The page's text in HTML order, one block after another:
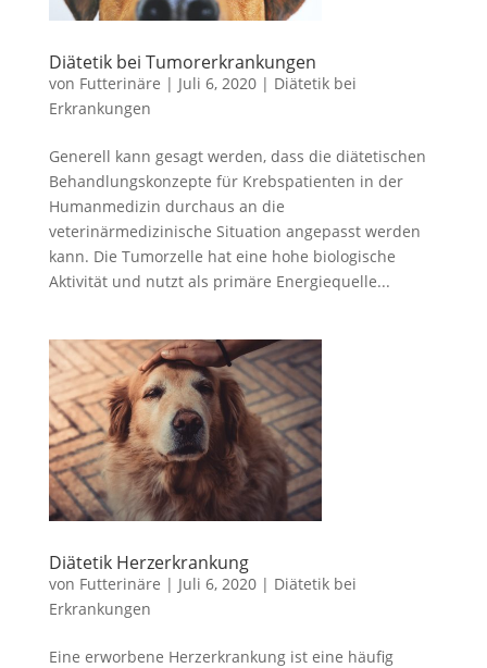
Diätetik bei Tumorerkrankungen
von Futterinäre | Juli 6, 2020| Diätetik bei
Erkrankungen
Generell kann gesagt werden, dass die diätetischen
Behandlungskonzepte für Krebspatienten in der
Humanmedizin durchaus an die
veterinärmedizinische Situation angepasst werden
kann. Die Tumorzelle hat eine hohe biologische
Aktivität und nutzt als primäre Energiequelle...
Diätetik Herzerkrankung
von Futterinäre | Juli 6, 2020| Diätetik bei
Erkrankungen
Eine erworbene Herzerkrankung ist eine häufig